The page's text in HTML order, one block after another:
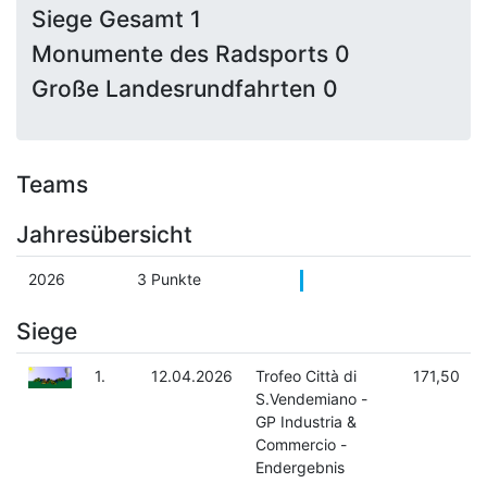
Siege Gesamt 1
Monumente des Radsports 0
Große Landesrundfahrten 0
Teams
Jahresübersicht
2026 3 Punkte
Siege
1. 12.04.2026
Trofeo Città di
S.Vendemiano -
GP Industria &
Commercio -
Endergebnis
171,50